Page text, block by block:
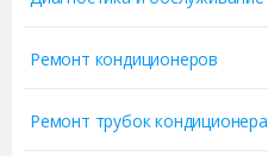
Ремонт кондиционеров
Ремонт трубок кондиционера